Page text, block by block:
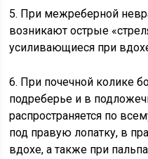
5. При межреберной
возникают острые
усиливающиеся при
6. При почечной колике
подреберье и в
распространяется по
под правую лопатку, в
вдохе, а также при